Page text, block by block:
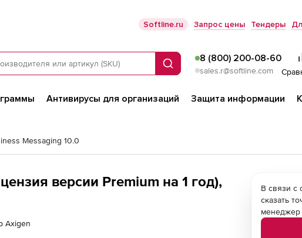
Softline.ru Запрос цены Тендеры
Поиск
8 (800) 200-08-60
sales.r@softline.com
Антивирусы для организаций Защита информации
Messaging 10.0
версии Premium на 1 год),
Axigen
В связи с
сказать
менеджер